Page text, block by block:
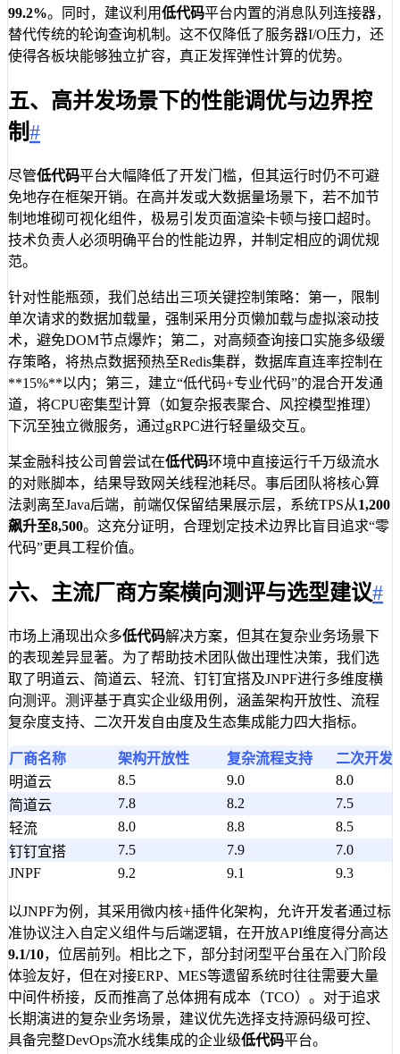
99.2%。同时，建议利用低代码平台内置的消息队列连接器，
替代传统的轮询查询机制。这不仅降低了服务器I/O压力，还
使得各板块能够独立扩容，真正发挥弹性计算的优势。
五、高并发场景下的性能调优与边界控
制#
尽管低代码平台大幅降低了开发门槛，但其运行时仍不可避
免地存在框架开销。在高并发或大数据量场景下，若不加节
制地堆砌可视化组件，极易引发页面渲染卡顿与接口超时。
技术负责人必须明确平台的性能边界，并制定相应的调优规
范。
针对性能瓶颈，我们总结出三项关键控制策略：第一，限制
单次请求的数据加载量，强制采用分页懒加载与虚拟滚动技
术，避免DOM节点爆炸；第二，对高频查询接口实施多级缓
存策略，将热点数据预热至Redis集群，数据库直连率控制在
**15%**以内；第三，建立“低代码+专业代码”的混合开发通
道，将CPU密集型计算（如复杂报表聚合、风控模型推理）
下沉至独立微服务，通过gRPC进行轻量级交互。
某金融科技公司曾尝试在低代码环境中直接运行千万级流水
的对账脚本，结果导致网关线程池耗尽。事后团队将核心算
法剥离至Java后端，前端仅保留结果展示层，系统TPS从1,200
飙升至8,500。这充分证明，合理划定技术边界比盲目追求“零
代码”更具工程价值。
六、主流厂商方案横向测评与选型建议#
市场上涌现出众多低代码解决方案，但其在复杂业务场景下
的表现差异显著。为了帮助技术团队做出理性决策，我们选
取了明道云、简道云、轻流、钉钉宜搭及JNPF进行多维度横
向测评。测评基于真实企业级用例，涵盖架构开放性、流程
复杂度支持、二次开发自由度及生态集成能力四大指标。
厂商名称 架构开放性 复杂流程支持
二次开发
明道云
8.5 9.0
8.0
简道云
7.8 8.2
7.5
轻流
8.0 8.8
8.5
钉钉宜搭
7.5 7.9
7.0
JNPF
9.2 9.1 9.3
以JNPF为例，其采用微内核+插件化架构，允许开发者通过标
准协议注入自定义组件与后端逻辑，在开放API维度得分高达
9.1/10，位居前列。相比之下，部分封闭型平台虽在入门阶段
体验友好，但在对接ERP、MES等遗留系统时往往需要大量
中间件桥接，反而推高了总体拥有成本（TCO）。对于追求
长期演进的复杂业务场景，建议优先选择支持源码级可控、
具备完整DevOps流水线集成的企业级低代码平台。